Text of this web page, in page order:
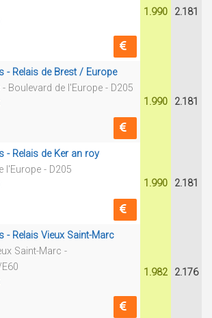
1.990 2.181
- Relais de Brest / Europe
- Boulevard de l'Europe - D205
1.990 2.181
- Relais de Ker an roy
l'Europe - D205
1.990 2.181
- Relais Vieux Saint-Marc
Saint-Marc -
1.982 2.176